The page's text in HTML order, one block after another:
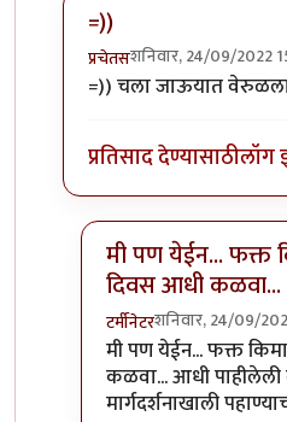
=))
प्रचेतसशनिवार, 24/09/2022
In reply toनिषेध...by
=)) चला जाऊयात
प्रतिसाद देण्यासाठीलॉग
मी पण येईन... फक्त
दिवस आधी कळवा...
टर्मीनेटरशनिवार, 24/09/
In reply to=))by
मी पण येईन... फक्त
कळवा... आधी
मार्गदर्शनाखाली